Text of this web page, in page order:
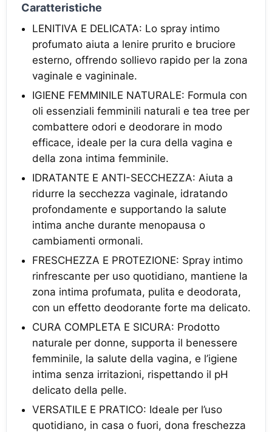
Caratteristiche
LENITIVA E DELICATA: Lo spray intimo
profumato aiuta a lenire prurito e bruciore
esterno, offrendo sollievo rapido per la zona
vaginale e vagininale.
IGIENE FEMMINILE NATURALE: Formula con
oli essenziali femminili naturali e tea tree per
combattere odori e deodorare in modo
efficace, ideale per la cura della vagina e
della zona intima femminile.
IDRATANTE E ANTI-SECCHEZZA: Aiuta a
ridurre la secchezza vaginale, idratando
profondamente e supportando la salute
intima anche durante menopausa o
cambiamenti ormonali.
FRESCHEZZA E PROTEZIONE: Spray intimo
rinfrescante per uso quotidiano, mantiene la
zona intima profumata, pulita e deodorata,
con un effetto deodorante forte ma delicato.
CURA COMPLETA E SICURA: Prodotto
naturale per donne, supporta il benessere
femminile, la salute della vagina, e l’igiene
intima senza irritazioni, rispettando il pH
delicato della pelle.
VERSATILE E PRATICO: Ideale per l’uso
quotidiano, in casa o fuori, dona freschezza